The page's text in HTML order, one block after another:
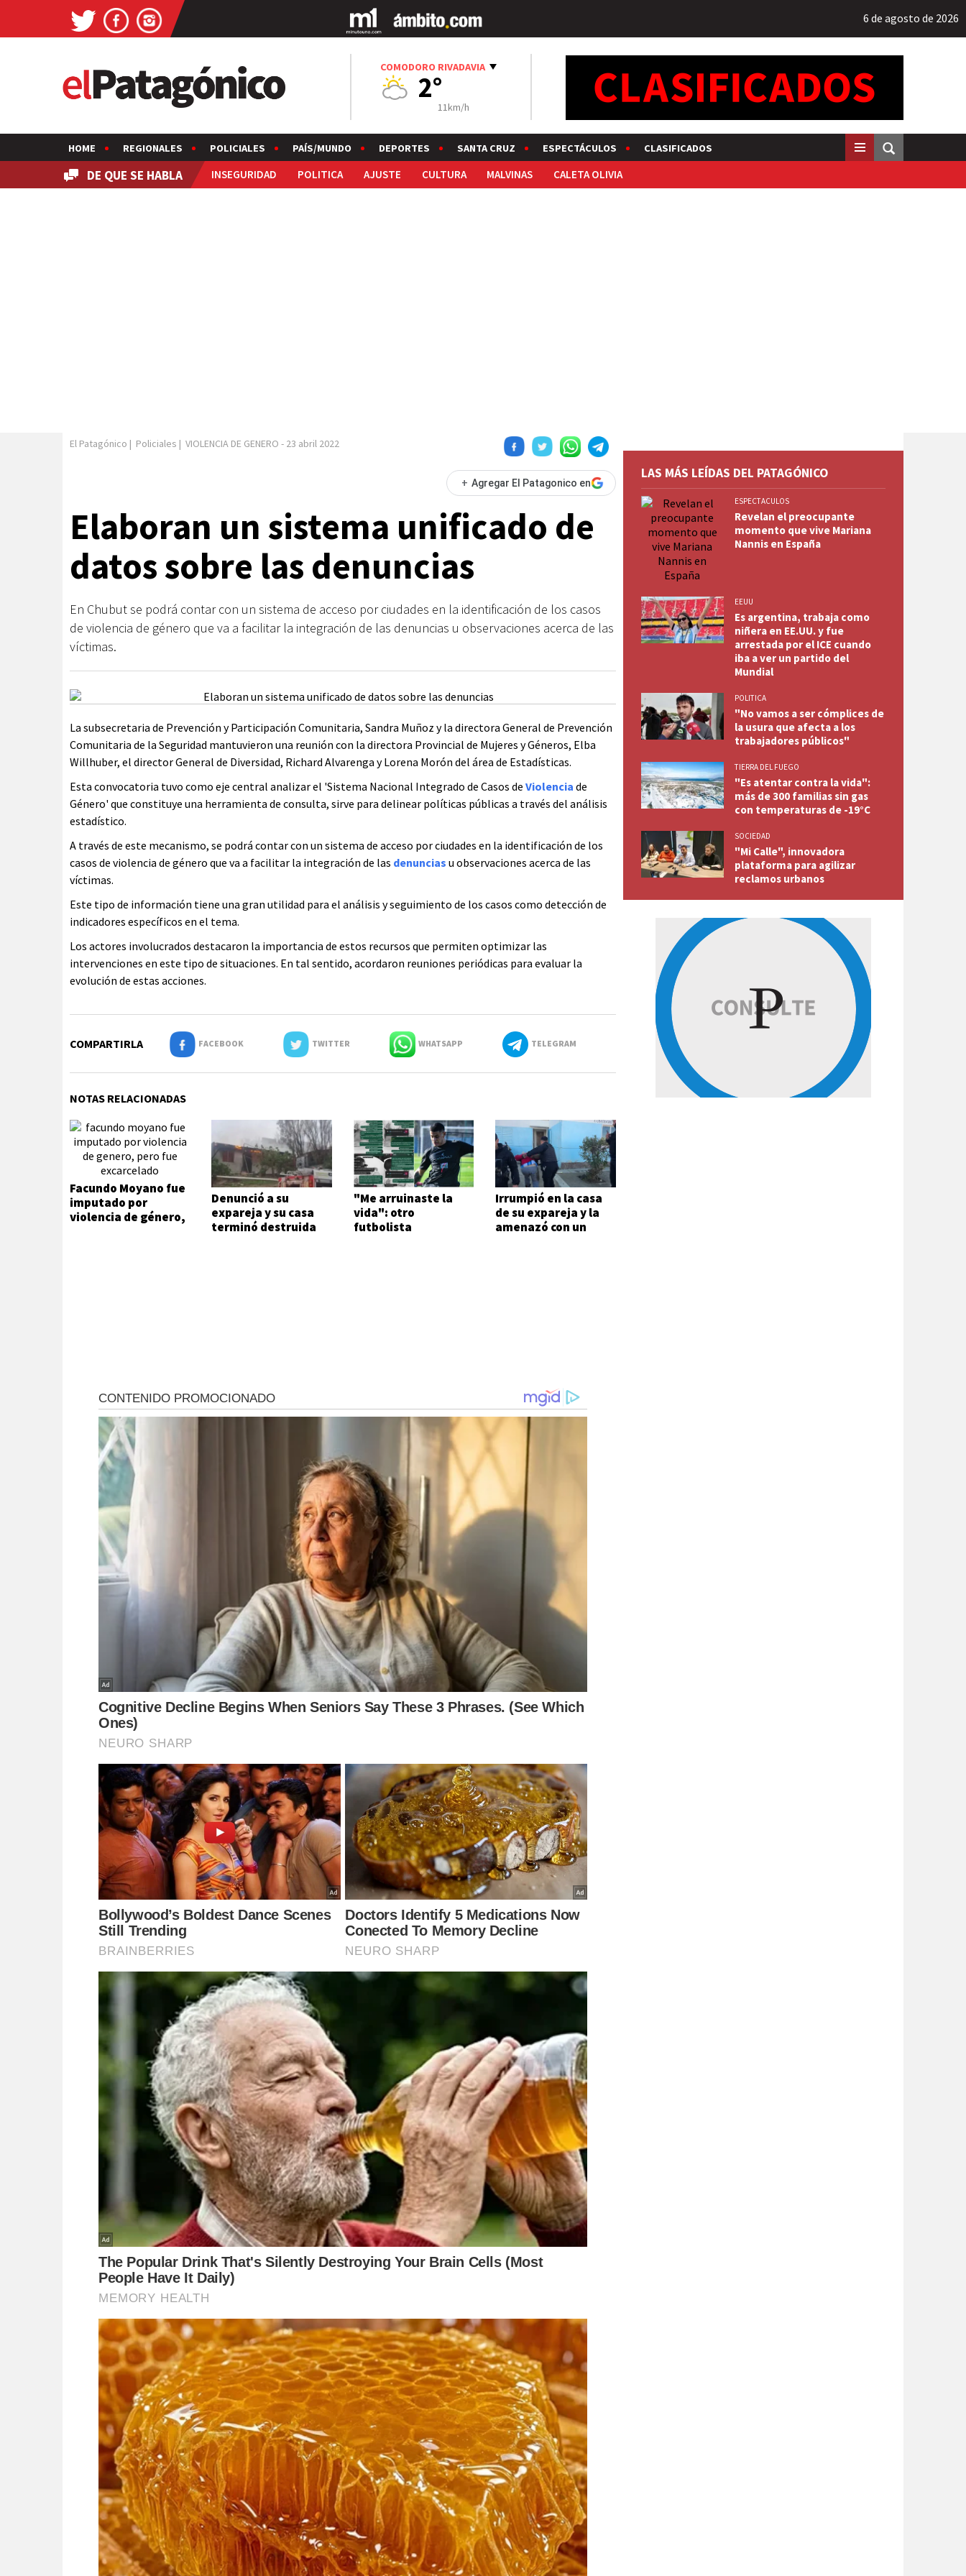
6 de agosto de 2026
COMODORO RIVADAVIA
2°
11km/h
HOME REGIONALES POLICIALES PAÍS/MUNDO DEPORTES SANTA CRUZ ESPECTÁCULOS CLASIFICADOS
DE QUE SE HABLA INSEGURIDAD POLITICA AJUSTE CULTURA MALVINAS CALETA OLIVIA
El Patagónico | Policiales | VIOLENCIA DE GENERO - 23 abril 2022
+ Agregar El Patagonico en
Elaboran un sistema unificado de
datos sobre las denuncias
En Chubut se podrá contar con un sistema de acceso por ciudades en la identificación de los casos
de violencia de género que va a facilitar la integración de las denuncias u observaciones acerca de las
víctimas.
La subsecretaria de Prevención y Participación Comunitaria, Sandra Muñoz y la directora General de Prevención
Comunitaria de la Seguridad mantuvieron una reunión con la directora Provincial de Mujeres y Géneros, Elba
Willhuber, el director General de Diversidad, Richard Alvarenga y Lorena Morón del área de Estadísticas.
Esta convocatoria tuvo como eje central analizar el 'Sistema Nacional Integrado de Casos de Violencia de
Género' que constituye una herramienta de consulta, sirve para delinear políticas públicas a través del análisis
estadístico.
A través de este mecanismo, se podrá contar con un sistema de acceso por ciudades en la identificación de los
casos de violencia de género que va a facilitar la integración de las denuncias u observaciones acerca de las
víctimas.
Este tipo de información tiene una gran utilidad para el análisis y seguimiento de los casos como detección de
indicadores específicos en el tema.
Los actores involucrados destacaron la importancia de estos recursos que permiten optimizar las
intervenciones en este tipo de situaciones. En tal sentido, acordaron reuniones periódicas para evaluar la
evolución de estas acciones.
COMPARTIRLA FACEBOOK TWITTER WHATSAPP TELEGRAM
NOTAS RELACIONADAS
Facundo Moyano fue
imputado por
violencia de género,
Denunció a su
expareja y su casa
terminó destruida
"Me arruinaste la
vida": otro
futbolista
Irrumpió en la casa
de su expareja y la
amenazó con un
LAS MÁS LEÍDAS DEL PATAGÓNICO
ESPECTACULOS
Revelan el preocupante
momento que vive Mariana
Nannis en España
EEUU
Es argentina, trabaja como
niñera en EE.UU. y fue
arrestada por el ICE cuando
iba a ver un partido del
Mundial
POLITICA
"No vamos a ser cómplices de
la usura que afecta a los
trabajadores públicos"
TIERRA DEL FUEGO
"Es atentar contra la vida":
más de 300 familias sin gas
con temperaturas de -19°C
SOCIEDAD
"Mi Calle", innovadora
plataforma para agilizar
reclamos urbanos